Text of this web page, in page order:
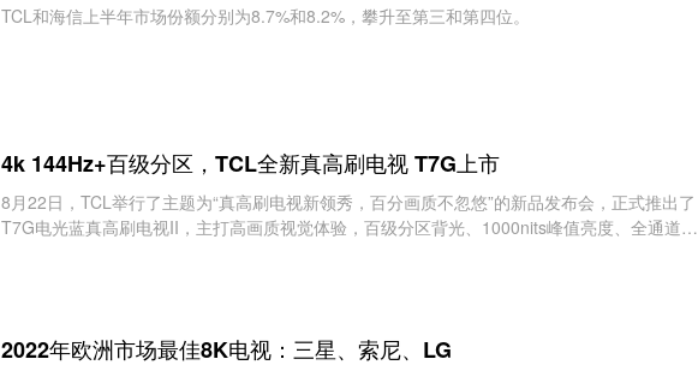
TCL和海信上半年市场份额分别为8.7%和8.2%，攀升至第三和第四位。
4k 144Hz+百级分区，TCL全新真高刷电视 T7G上市
8月22日，TCL举行了主题为“真高刷电视新领秀，百分画质不忽悠”的新品发布会，正式推出了
T7G电光蓝真高刷电视II，主打高画质视觉体验，百级分区背光、1000nits峰值亮度、全通道4K
2022年欧洲市场最佳8K电视：三星、索尼、LG